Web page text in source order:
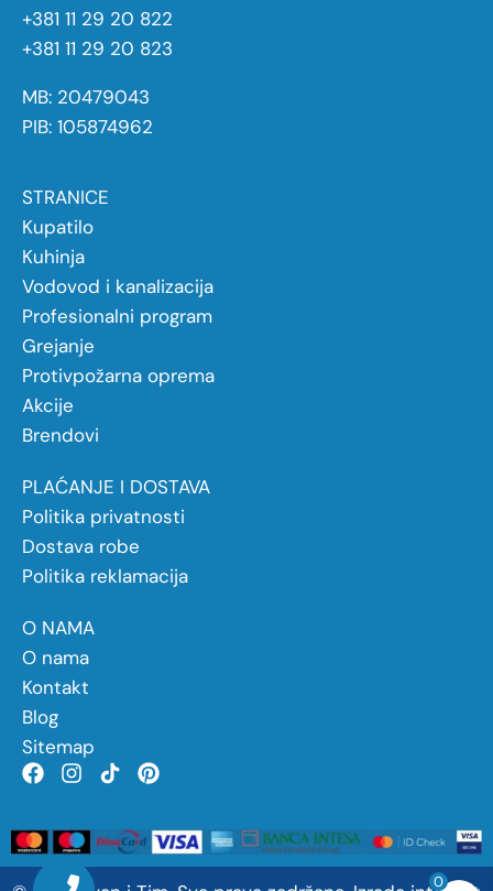
0
+381 11 29 20 822
+381 11 29 20 823
MB: 20479043
PIB: 105874962
STRANICE
Kupatilo
Kuhinja
Vodovod i kanalizacija
Profesionalni program
Grejanje
Protivpožarna oprema
Akcije
Brendovi
PLAĆANJE I DOSTAVA
Politika privatnosti
Dostava robe
Politika reklamacija
O NAMA
O nama
Kontakt
Blog
Sitemap